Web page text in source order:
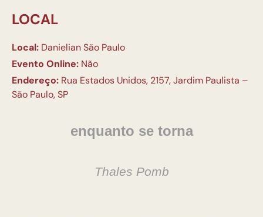
LOCAL
Local: Danielian São Paulo
Evento Online: Não
Endereço: Rua Estados Unidos, 2157, Jardim Paulista –
São Paulo, SP
enquanto se torna
Thales Pomb